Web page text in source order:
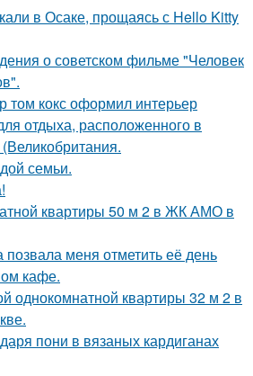
в Осаке, прощаясь с Hello Kitty
о советском фильме "Человек
кокс оформил интерьер
отдыха, расположенного в
семьи.
квартиры 50 м 2 в ЖК АМО в
меня отметить её день
кафе.
однокомнатной квартиры 32 м 2 в
пони в вязаных кардиганах